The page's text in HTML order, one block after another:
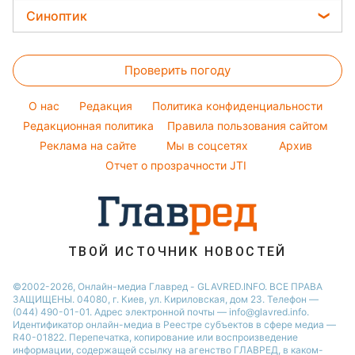
Новости Черкассы
Алла Пугачева
Максим Галкин
Настя Каменских
Народные приметы
Стирка
Тарифы
Курс валют
Закуски
Салаты
Простые блюда
Легкие десерты
Напитки
Праздничное меню
Синоптик
Магнитные бури
Погода на сегодня
Погода на завтра
Пылевая буря
Проверить погоду
O нас Редакция
Политика конфиденциальности
Редакционная политика
Правила пользования сайтом
Реклама на сайте
Мы в соцсетях
Архив
Отчет о прозрачности JTI
ТВОЙ ИСТОЧНИК НОВОСТЕЙ
©2002-2026, Онлайн-медиа Главред - GLAVRED.INFO. ВСЕ ПРАВА
ЗАЩИЩЕНЫ. 04080, г. Киев, ул. Кириловская, дом 23. Телефон —
(044) 490-01-01. Адрес электронной почты — info@glavred.info.
Идентификатор онлайн-медиа в Реестре cубъектов в сфере медиа —
R40-01822. Перепечатка, копирование или воспроизведение
информации, содержащей ссылку на агенство ГЛАВРЕД, в каком-